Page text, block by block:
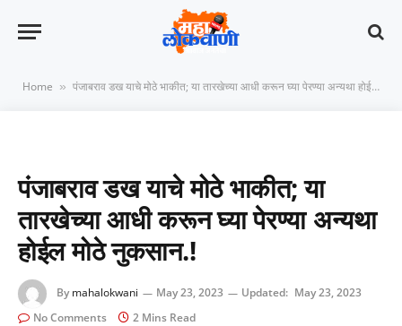
Home » पंजाबराव डख याचे मोठे भाकीत; या तारखेच्या आधी करून घ्या पेरण्या अन्यथा होईल मोठे नुकसान.!
पंजाबराव डख याचे मोठे भाकीत; या
तारखेच्या आधी करून घ्या पेरण्या अन्यथा
होईल मोठे नुकसान.!
By mahalokwani May 23, 2023 Updated: May 23, 2023
No Comments
2 Mins Read